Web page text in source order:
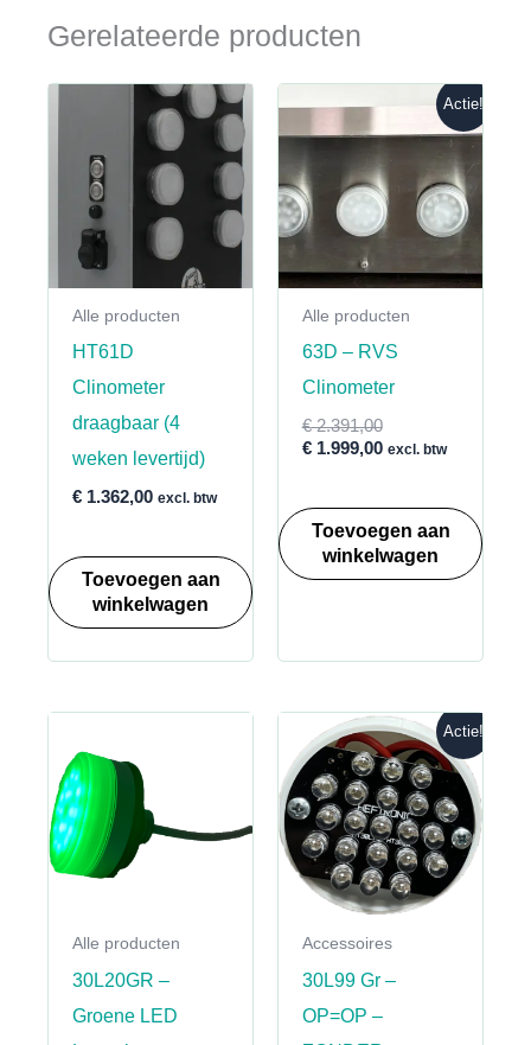
Gerelateerde producten
Alle producten
HT61D
Clinometer
draagbaar (4
weken levertijd)
€1.362,00 excl. btw
Toevoegen aan
winkelwagen
Actie!
Alle producten
63D – RVS
Clinometer
€2.391,00Oorspronkelijke
prijs
€1.999,00Huidige
€ 1.999,00.
excl. btw
Toevoegen aan
winkelwagen
Alle producten
30L20GR –
Groene LED
Actie!
Accessoires
30L99 Gr –
OP=OP –